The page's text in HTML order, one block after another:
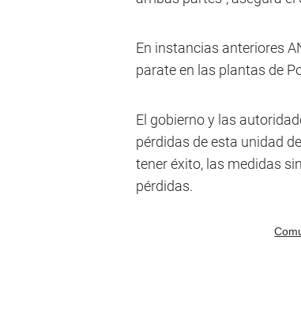
En instancias anteriores
parate en las plantas de
El gobierno y las
pérdidas de esta unidad
tener éxito, las medidas
pérdidas.